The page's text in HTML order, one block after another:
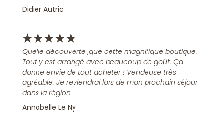
Didier Autric
★★★★★
Quelle découverte ,que cette magnifique boutique.
Tout y est arrangé avec beaucoup de goût. Ça
donne envie de tout acheter ! Vendeuse très
agréable. Je reviendrai lors de mon prochain séjour
dans la région
Annabelle Le Ny